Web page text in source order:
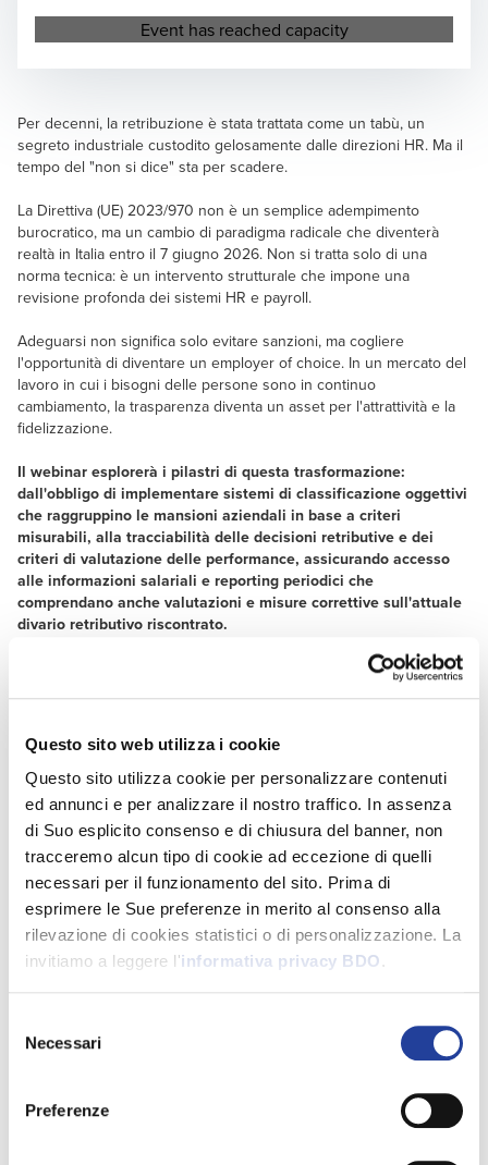
Questo sito web utilizza i cookie
Questo sito utilizza cookie per personalizzare contenuti
ed annunci e per analizzare il nostro traffico. In assenza
di Suo esplicito consenso e di chiusura del banner, non
tracceremo alcun tipo di cookie ad eccezione di quelli
necessari per il funzionamento del sito. Prima di
esprimere le Sue preferenze in merito al consenso alla
rilevazione di cookies statistici o di personalizzazione. La
invitiamo a leggere l'informativa privacy BDO .
delNecessari
Preferenze
Event has reached capacity
Opens in a new window/tab
Per decenni, la retribuzione è stata trattata come un tabù, un
segreto industriale custodito gelosamente dalle direzioni HR. Ma il
tempo del "non si dice" sta per scadere.
La Direttiva (UE) 2023/970 non è un semplice adempimento
burocratico, ma un cambio di paradigma radicale che diventerà
realtà in Italia entro il 7 giugno 2026. Non si tratta solo di una
norma tecnica: è un intervento strutturale che impone una
revisione profonda dei sistemi HR e payroll.
Adeguarsi non significa solo evitare sanzioni, ma cogliere
l'opportunità di diventare un employer of choice. In un mercato del
lavoro in cui i bisogni delle persone sono in continuo
cambiamento, la trasparenza diventa un asset per l'attrattività e la
fidelizzazione.
Il webinar esplorerà i pilastri di questa trasformazione:
dall'obbligo di implementare sistemi di classificazione oggettivi
che raggruppino le mansioni aziendali in base a criteri
misurabili, alla tracciabilità delle decisioni retributive e dei
criteri di valutazione delle performance, assicurando accesso
alle informazioni salariali e reporting periodici che
comprendano anche valutazioni e misure correttive sull'attuale
divario retributivo riscontrato.